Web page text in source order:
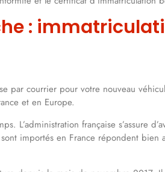
:
par courrier pour votre nouveau
et en Europe.
L’administration française s’assure
importés en France répondent bien